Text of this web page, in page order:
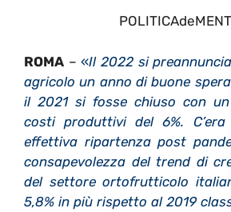
ROMA –«Il 2022 si
agricolo un anno di buone
il 2021 si fosse chiuso con
costi produttivi del 6%.
effettiva ripartenza post
consapevolezza del trend di
del settore ortofrutticolo
5,8% in più rispetto al 2019